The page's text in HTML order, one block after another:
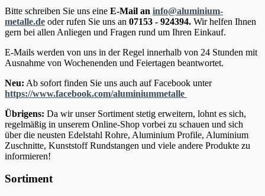
Bitte schreiben Sie uns eine E-Mail an info@aluminium-
metalle.de oder rufen Sie uns an 07153 - 924394. Wir helfen Ihnen
gern bei allen Anliegen und Fragen rund um Ihren Einkauf.
E-Mails werden von uns in der Regel innerhalb von 24 Stunden mit
Ausnahme von Wochenenden und Feiertagen beantwortet.
Neu: Ab sofort finden Sie uns auch auf Facebook unter
https://www.facebook.com/aluminiummetalle
Übrigens: Da wir unser Sortiment stetig erweitern, lohnt es sich,
regelmäßig in unserem Online-Shop vorbei zu schauen und sich
über die neusten Edelstahl Rohre, Aluminium Profile, Aluminium
Zuschnitte, Kunststoff Rundstangen und viele andere Produkte zu
informieren!
Sortiment